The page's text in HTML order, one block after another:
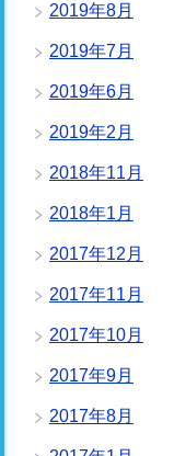
2019年8月
2019年7月
2019年6月
2019年2月
2018年11月
2018年1月
2017年12月
2017年11月
2017年10月
2017年9月
2017年8月